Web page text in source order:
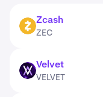
ZEC Zcash
ZEC
VELVETVelvet
VELVET